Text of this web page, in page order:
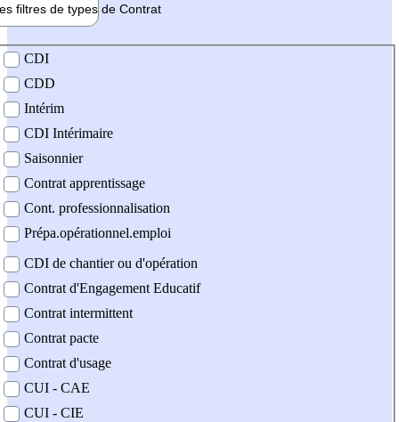
filtres de types de Contrat
contrat
CDI
CDD
Intérim
CDI Intérimaire
Saisonnier
Contrat apprentissage
Cont. professionnalisation
Prépa.opérationnel.emploi
CDI de chantier ou d'opération
Contrat d'Engagement Educatif
Contrat intermittent
Contrat pacte
Contrat d'usage
CUI - CAE
CUI - CIE